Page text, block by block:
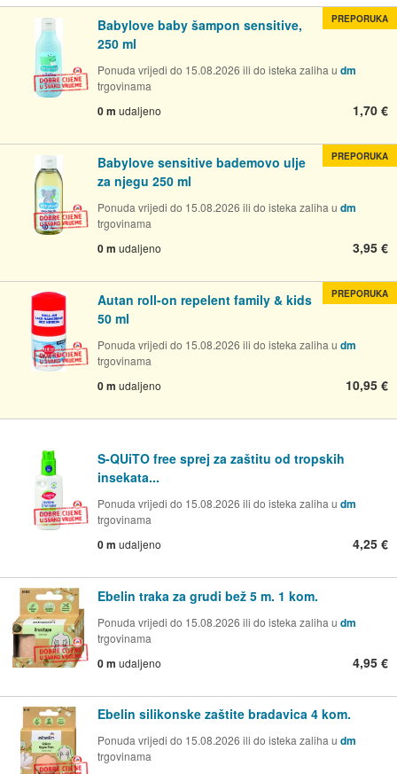
Babylove baby šampon sensitive,
250 ml
Ponuda vrijedi do 15.08.2026 ili do isteka zaliha u dm
trgovinama
0 m udaljeno 1,70 €
PREPORUKA
Babylove sensitive bademovo ulje
za njegu 250 ml
Ponuda vrijedi do 15.08.2026 ili do isteka zaliha u dm
trgovinama
0 m udaljeno 3,95 €
PREPORUKA
Autan roll-on repelent family & kids
50 ml
Ponuda vrijedi do 15.08.2026 ili do isteka zaliha u dm
trgovinama
0 m udaljeno 10,95 €
PREPORUKA
S-QUiTO free sprej za zaštitu od tropskih
insekata...
Ponuda vrijedi do 15.08.2026 ili do isteka zaliha u dm
trgovinama
0 m udaljeno 4,25 €
Ebelin traka za grudi bež 5 m. 1 kom.
Ponuda vrijedi do 15.08.2026 ili do isteka zaliha u dm
trgovinama
0 m udaljeno 4,95 €
Ebelin silikonske zaštite bradavica 4 kom.
Ponuda vrijedi do 15.08.2026 ili do isteka zaliha u dm
trgovinama